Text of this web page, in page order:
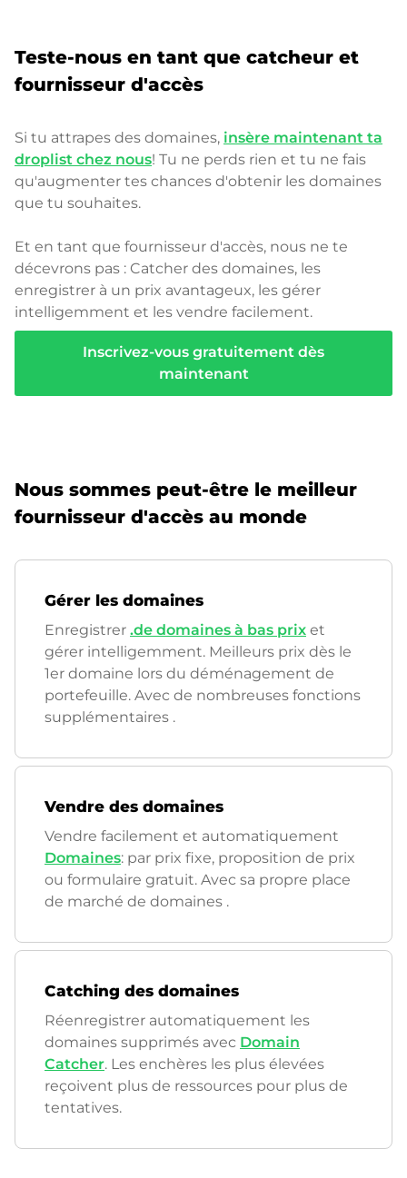
Teste-nous en tant que catcheur et
fournisseur d'accès
Si tu attrapes des domaines, insère maintenant ta
droplist chez nous! Tu ne perds rien et tu ne fais
qu'augmenter tes chances d'obtenir les domaines
que tu souhaites.
Et en tant que fournisseur d'accès, nous ne te
décevrons pas : Catcher des domaines, les
enregistrer à un prix avantageux, les gérer
intelligemment et les vendre facilement.
Inscrivez-vous gratuitement dès
maintenant
Nous sommes peut-être le meilleur
fournisseur d'accès au monde
Gérer les domaines
Enregistrer .de domaines à bas prix et
gérer intelligemment. Meilleurs prix dès le
1er domaine lors du déménagement de
portefeuille. Avec de nombreuses fonctions
supplémentaires .
Vendre des domaines
Vendre facilement et automatiquement
Domaines: par prix fixe, proposition de prix
ou formulaire gratuit. Avec sa propre place
de marché de domaines .
Catching des domaines
Réenregistrer automatiquement les
domaines supprimés avec Domain
Catcher. Les enchères les plus élevées
reçoivent plus de ressources pour plus de
tentatives.